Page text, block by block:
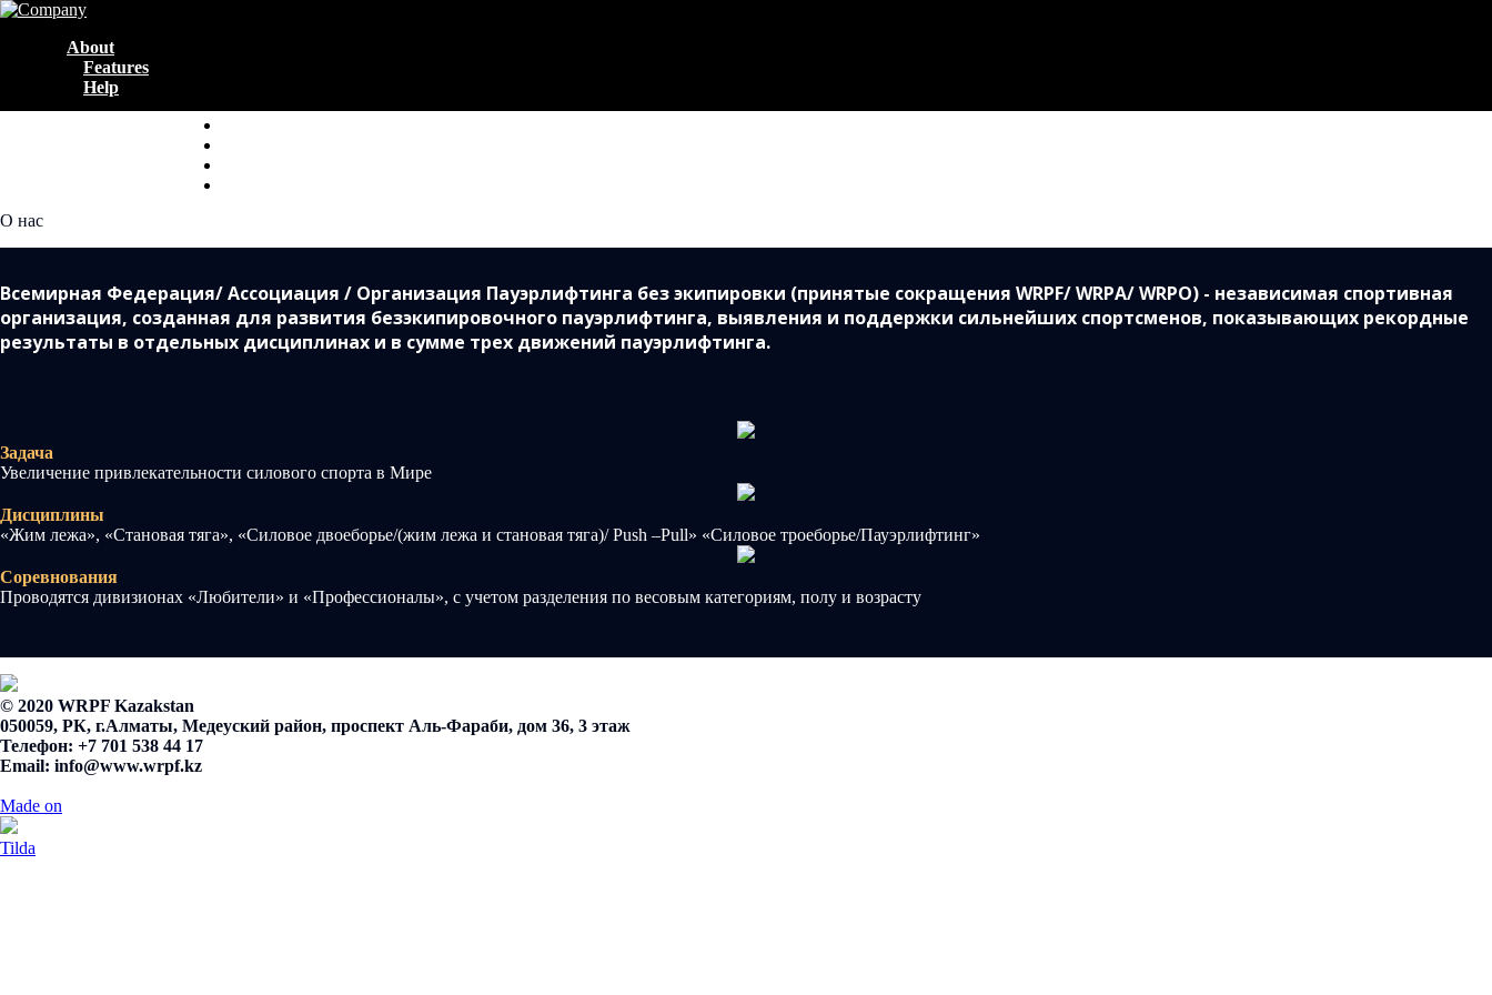
About
Features
Help
О нас
Всемирная Федерация/ Ассоциация / Организация Пауэрлифтинга без экипировки (принятые сокращения WRPF/ WRPA/ WRPO) - независимая спортивная
организация, созданная для развития безэкипировочного пауэрлифтинга, выявления и поддержки сильнейших спортсменов, показывающих рекордные
результаты в отдельных дисциплинах и в сумме трех движений пауэрлифтинга.
Задача
Увеличение привлекательности силового спорта в Мире
Дисциплины
«Жим лежа», «Становая тяга», «Силовое двоеборье/(жим лежа и становая тяга)/ Push –Pull» «Силовое троеборье/Пауэрлифтинг»
Соревнования
Проводятся дивизионах «Любители» и «Профессионалы», с учетом разделения по весовым категориям, полу и возрасту
© 2020 WRPF Kazakstan
050059, РК, г.Алматы, Медеуский район, проспект Аль-Фараби, дом 36, 3 этаж
Телефон: +7 701 538 44 17
Email: info@www.wrpf.kz
Made on
Tilda